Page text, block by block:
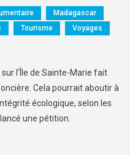
Madagascar
Tourisme Voyages
l’Île de Sainte-Marie fait
Cela pourrait aboutir à
écologique, selon les
une pétition.